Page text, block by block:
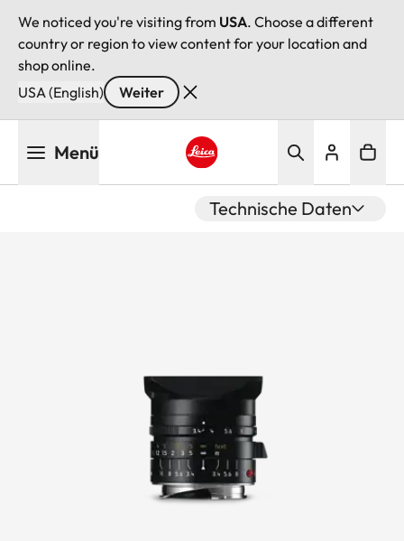
We noticed you're visiting from USA. Choose a different
country or region to view content for your location and
shop online.
USA (English)
Weiter
Menü
Technische Daten